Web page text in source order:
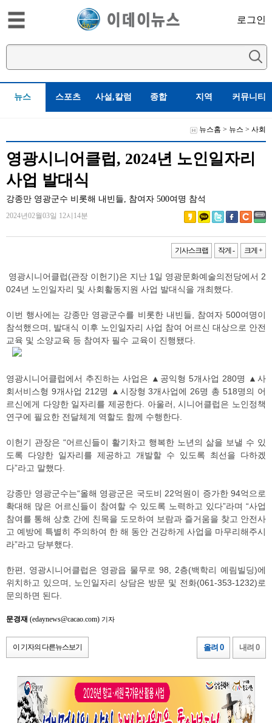
로그인
뉴스 스포츠 사설,칼럼 종합 지역 커뮤니티
뉴스홈 > 뉴스 > 사회
영광시니어클럽, 2024년 노인일자리
사업 발대식
강종만 영광군수 비롯해 내빈들, 참여자 500여명 참석
2024년02월03일 12시14분
기사스크랩 작게 - 크게 +
영광시니어클럽(관장 이헌기)은 지난 1일 영광문화예술의전당에서 2
024년 노인일자리 및 사회활동지원 사업 발대식을 개최했다.
이번 행사에는 강종만 영광군수를 비롯한 내빈들, 참여자 500여명이
참석했으며, 발대식 이후 노인일자리 사업 참여 어르신 대상으로 안전
교육 및 소양교육 등 참여자 필수 교육이 진행됐다.
영광시니어클럽에서 추진하는 사업은 ▲공익형 5개사업 280명 ▲사
회서비스형 9개사업 212명 ▲시장형 3개사업에 26명 총 518명의 어
르신에게 다양한 일자리를 제공한다. 아울러, 시니어클럽은 노인정책
연구에 필요한 전달체계 역할도 함께 수행한다.
이헌기 관장은 “어르신들이 활기차고 행복한 노년의 삶을 보낼 수 있
도록 다양한 일자리를 제공하고 개발할 수 있도록 최선을 다하겠
다”라고 말했다.
강종만 영광군수는“올해 영광군은 국도비 22억원이 증가한 94억으로
확대해 많은 어르신들이 참여할 수 있도록 노력하고 있다”라며 “사업
참여를 통해 상호 간에 친목을 도모하여 보람과 즐거움을 찾고 안전사
고 예방에 특별히 주의하여 한 해 동안 건강하게 사업을 마무리해주시
라”라고 당부했다.
한편, 영광시니어클럽은 영광읍 물무로 98, 2층(백학리 예림빌딩)에
위치하고 있으며, 노인일자리 상담은 방문 및 전화(061-353-1232)로
문의하면 된다.
문경재 (edaynews@cacao.com) 기자
이 기자의 다른뉴스보기 올려 0 내려 0